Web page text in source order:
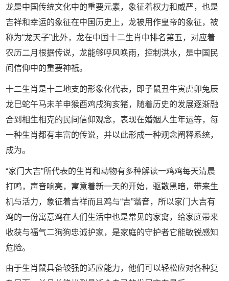
龙是中国传统文化中的重要元素，象征着权力和威严，也是
吉祥和幸运的象征在中国历史上，龙被用作皇帝的象征，被
称为“龙天子”此外，龙在中国十二生肖中排名第五，对应着
农历二月根据传说，龙能够呼风唤雨，控制洪水，是中国民
间信仰中的重要神祇。
十二生肖是十二地支的形象化代表，即子鼠丑牛寅虎卯兔辰
龙巳蛇午马未羊申猴酉鸡戌狗亥猪，随着历史的发展逐渐融
合到相生相克的民间信仰观念，表现在婚姻人生年运等，每
一种生肖都有丰富的传说，并以此形成一种观念阐释系统，
成为。
“家门大吉”所代表的生肖和动物有多种解读一鸡鸡每天清晨
打鸣，声音响亮，寓意着新一天的开始，驱散黑暗，带来生
机与活力，象征着吉祥而且鸡与“吉”谐音，所以家门大吉有
鸡的一份寓意鸡在人们生活中也是常见的家禽，给家庭带来
收获与福气二狗狗忠诚护家，是家庭的守护者它能敏锐感知
危险。
由于生肖鼠具备较强的适应能力，他们可以轻松应对各种复